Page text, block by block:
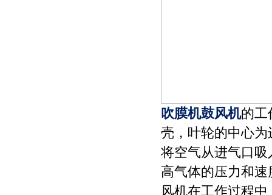
吹膜机鼓风机的工
壳，叶轮的中心
将空气从进气口
高气体的压力和
风机在工作过程